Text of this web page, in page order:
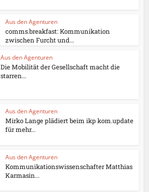
Aus den Agenturen
comms.breakfast: Kommunikation
zwischen Furcht und...
Aus den Agenturen
Die Mobilität der Gesellschaft macht die
starren...
Aus den Agenturen
Mirko Lange plädiert beim ikp kom.update
für mehr...
Aus den Agenturen
Kommunikationswissenschafter Matthias
Karmasin...